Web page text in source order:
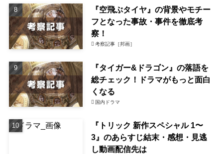
『空飛ぶタイヤ』の背景やモチー
フとなった事故・事件を徹底考
察！
考察記事［邦画］
『タイガー&ドラゴン』の落語を
総チェック！ドラマがもっと面白
くなる
国内ドラマ
『トリック 新作スペシャル 1〜
3』のあらすじ結末・感想・見逃
し動画配信先は